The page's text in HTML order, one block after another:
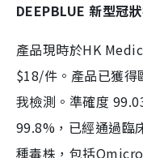
DEEPBLUE 新型冠
產品現時於HK
$18/件。產品已獲得
我檢測。準確度
99.8%，已經通過臨
種毒株，包括